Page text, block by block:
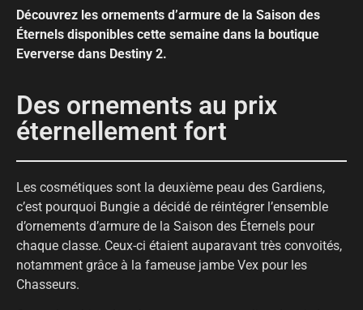
Découvrez les ornements d’armure de la Saison des
Éternels disponibles cette semaine dans la boutique
Eververse dans Destiny 2.
Des ornements au prix
éternellement fort
Les cosmétiques sont la deuxième peau des Gardiens,
c’est pourquoi Bungie a décidé de réintégrer l’ensemble
d’ornements d’armure de la Saison des Éternels pour
chaque classe. Ceux-ci étaient auparavant très convoités,
notamment grâce à la fameuse jambe Vex pour les
Chasseurs.